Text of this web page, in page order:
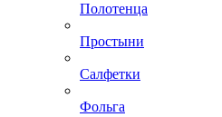
Полотенца
Простыни
Салфетки
Фольга